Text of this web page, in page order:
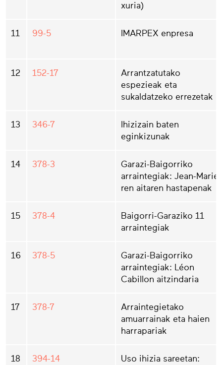
xuria)
11 99-5 IMARPEX enpresa
12 152-17
Arrantzatutako
espezieak eta
sukaldatzeko errezetak
13 346-7
Ihizizain baten
eginkizunak
14 378-3
Garazi-Baigorriko
arraintegiak: Jean-Marie-
ren aitaren hastapenak
15 378-4
Baigorri-Garaziko 11
arraintegiak
16 378-5
Garazi-Baigorriko
arraintegiak: Léon
Cabillon aitzindaria
17 378-7
Arraintegietako
amuarrainak eta haien
harrapariak
18 394-14
Uso ihizia sareetan: